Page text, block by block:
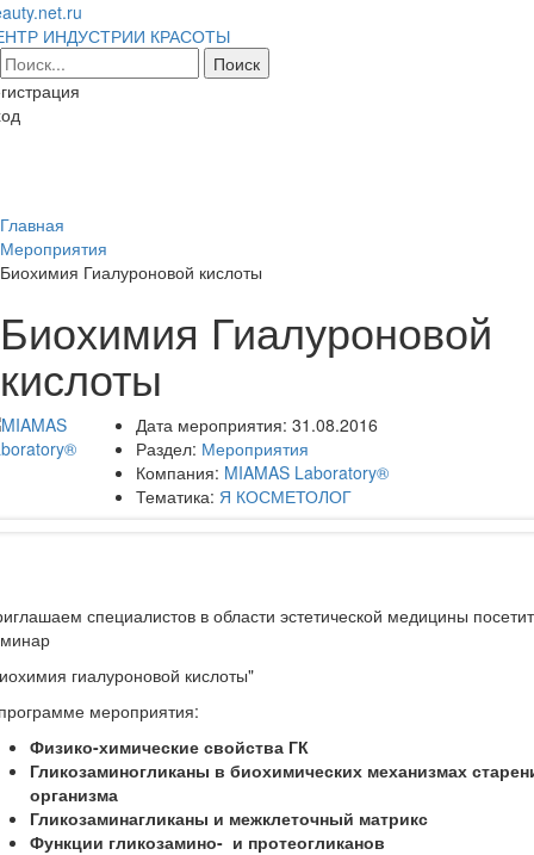
ИНДУСТРИИ КРАСОТЫ
Главная
Мероприятия
Биохимия Гиалуроновой кислоты
Биохимия Гиалуроновой
кислоты
Дата мероприятия: 31.08.2016
Раздел: Мероприятия
Компания: MIAMAS Laboratory®
Тематика: Я КОСМЕТОЛОГ
специалистов в области эстетической медицины
гиалуроновой кислоты"
мероприятия:
Физико-химические свойства ГК
Гликозаминогликаны в биохимических механизмах
организма
Гликозаминагликаны и межклеточный матрикс
Функции гликозамино- и протеогликанов